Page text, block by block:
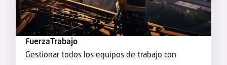
FuerzaTrabajo
Gestionar todos los equipos de trabajo con